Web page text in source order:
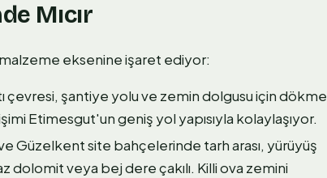
Mıcır
eksenine işaret ediyor:
çevresi, şantiye yolu ve zemin dolgusu için dökme
Etimesgut'un geniş yol yapısıyla kolaylaşıyor.
Güzelkent site bahçelerinde tarh arası, yürüyüş
dolomit veya bej dere çakılı. Killi ova zemini